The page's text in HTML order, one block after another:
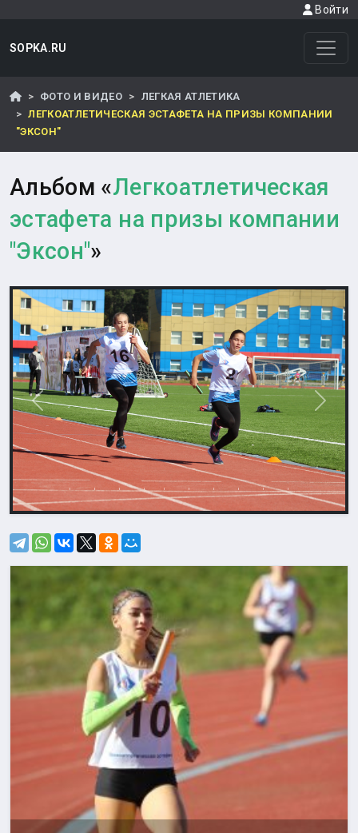
Войти
SOPKA.RU
ФОТО И ВИДЕО
ЛЕГКАЯ АТЛЕТИКА
ЛЕГКОАТЛЕТИЧЕСКАЯ ЭСТАФЕТА НА ПРИЗЫ КОМПАНИИ
"ЭКСОН"
Альбом «Легкоатлетическая
эстафета на призы компании
"Эксон"»
Назад